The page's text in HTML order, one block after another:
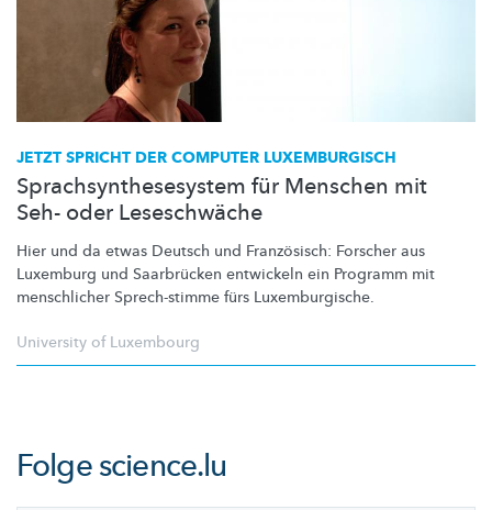
JETZT SPRICHT DER COMPUTER LUXEMBURGISCH
Sprachsynthesesystem für Menschen mit
Seh- oder Leseschwäche
Hier und da etwas Deutsch und Französisch: Forscher aus
Luxemburg und Saarbrücken entwickeln ein Programm mit
menschlicher Sprech-stimme fürs Luxemburgische.
University of Luxembourg
Folgescience.lu